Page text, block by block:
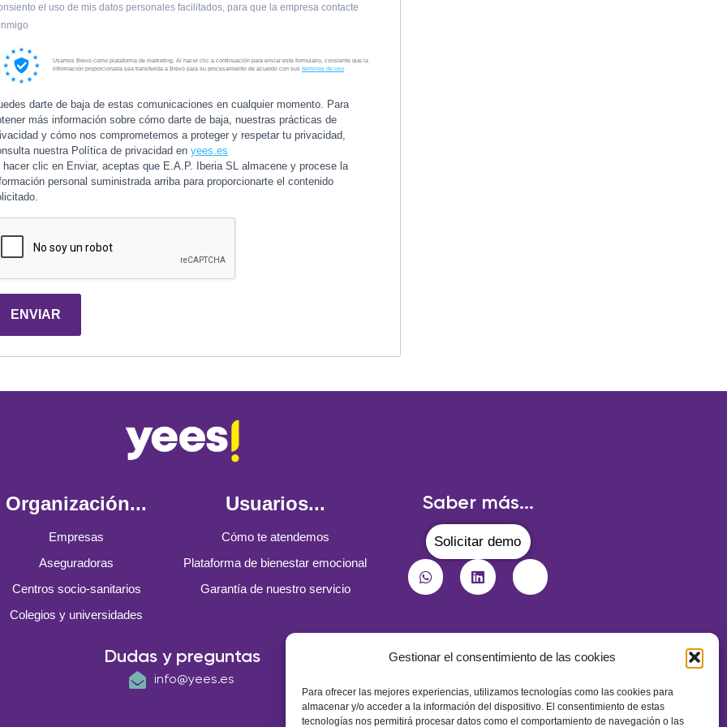
Gestionar el consentimiento de las cookies
Para ofrecer las mejores experiencias, utilizamos tecnologías como las cookies para
almacenar y/o acceder a la información del dispositivo. El consentimiento de estas
tecnologías nos permitirá procesar datos como el comportamiento de navegación o las
el uso de mis datos personales facilitados, para que la empresa contacte
Usamos Brevo como plataforma de marketing. Al hacer clic a continuación para enviar este formulario, consiente que la
información proporcionada sea transferida a Brevo para su procesamiento de acuerdo con sus términos de uso
darte de baja de estas comunicaciones en cualquier momento. Para
más información sobre cómo darte de baja, nuestras prácticas de
y cómo nos comprometemos a proteger y respetar tu privacidad,
nuestra Política de privacidad en yees.es
hacer clic en Enviar, aceptas que E.A.P. Iberia SL almacene y procese la
personal suministrada arriba para proporcionarte el contenido
ENVIAR
Organización...
Empresas
Aseguradoras
Centros socio-sanitarios
Colegios y universidades
Usuarios...
Cómo te atendemos
Plataforma de bienestar emocional
Garantía de nuestro servicio
Saber más...
Solicitar demo
Dudas y preguntas
info@yees.es